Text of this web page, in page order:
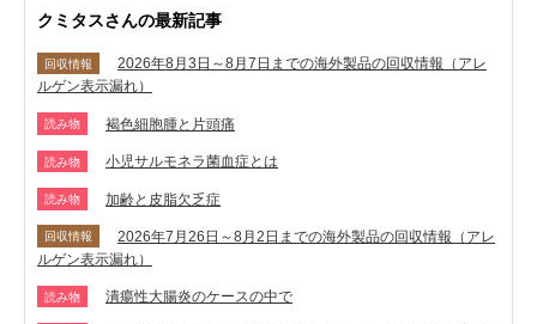
クミタスさんの最新記事
回収情報
2026年8月3日～8月7日までの海外製品の回収情報（アレ
ルゲン表示漏れ）
読み物 褐色細胞腫と片頭痛
読み物 小児サルモネラ菌血症とは
読み物 加齢と皮脂欠乏症
回収情報
2026年7月26日～8月2日までの海外製品の回収情報（アレ
ルゲン表示漏れ）
読み物 潰瘍性大腸炎のケースの中で